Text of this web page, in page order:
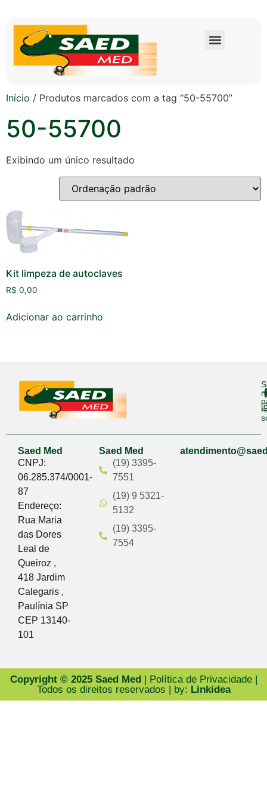
Início / Produtos marcados com a tag “50-55700”
50-55700
Exibindo um único resultado
Kit limpeza de autoclaves
R$ 0,00
Adicionar ao carrinho
Saed Med
CNPJ:
06.285.374/0001-
87
Endereço:
Rua Maria
das Dores
Leal de
Queiroz ,
418 Jardim
Calegaris ,
Paulínia SP
CEP 13140-
101
Saed Med
(19) 3395-
7551
(19) 9 5321-
5132
(19) 3395-
7554
Copyright © 2025 Saed Med
| Política de Privacidade |
Todos os direitos reservados | by: Linkidea